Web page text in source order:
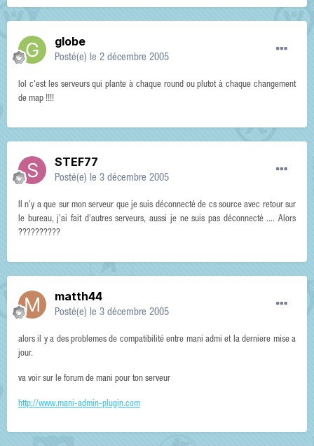
globe
Posté(e) le 2 décembre 2005
lol c'est les serveurs qui plante à chaque round ou plutot à chaque changement
de map !!!!
STEF77
Posté(e) le 3 décembre 2005
Il n'y a que sur mon serveur que je suis déconnecté de cs source avec retour sur
le bureau, j'ai fait d'autres serveurs, aussi je ne suis pas déconnecté .... Alors
??????????
matth44
Posté(e) le 3 décembre 2005
alors il y a des problemes de compatibilité entre mani admi et la derniere mise a
jour.
va voir sur le forum de mani pour ton serveur
http://www.mani-admin-plugin.com